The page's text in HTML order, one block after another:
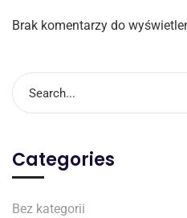
Brak komentarzy do
Categories
Bez kategorii